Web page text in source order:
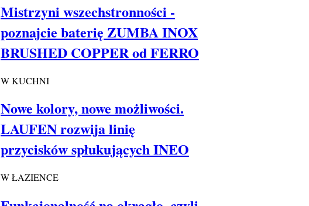
Mistrzyni wszechstronności -
poznajcie baterię ZUMBA INOX
BRUSHED COPPER od FERRO
W KUCHNI
Nowe kolory, nowe możliwości.
LAUFEN rozwija linię
przycisków spłukujących INEO
W ŁAZIENCE